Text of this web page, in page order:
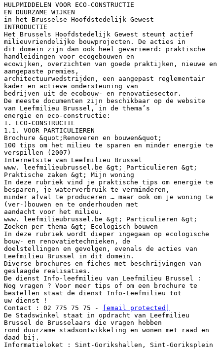
HULPMIDDELEN VOOR ECO-CONSTRUCTIE
EN DUURZAME WIJKEN
in het Brusselse Hoofdstedelijk Gewest
INTRODUCTIE
Het Brussels Hoofdstedelijk Gewest steunt actief
milieuvriendelijke bouwprojecten. De acties in
dit domein zijn dan ook heel gevarieerd: praktische
handleidingen voor ecogebouwen en
ecowijken, overzichten van goede praktijken, nieuwe en
aangepaste premies,
architectuurwedstrijden, een aangepast reglementair
kader en actieve ondersteuning van
bedrijven uit de ecobouw- en renovatiesector.
De meeste documenten zijn beschikbaar op de website
van Leefmilieu Brussel, in de thema’s
energie en eco-constructie:
1. ECO-CONSTRUCTIE
1.1. VOOR PARTICULIEREN
Brochure &quot;Renoveren en bouwen&quot;
100 tips om het milieu te sparen en minder energie te
verspillen (2007)
Internetsite van Leefmilieu Brussel
www. leefmilieubrussel.be &gt; Particulieren &gt;
Praktische zaken &gt; Mijn woning
In deze rubriek vind je praktische tips om energie te
besparen, je waterverbruik te verminderen,
minder afval te produceren … maar ook om je woning te
(ver-)bouwen en te onderhouden met
aandacht voor het milieu.
www. leefmilieubrussel.be &gt; Particulieren &gt;
Zoeken per thema &gt; Ecologisch bouwen
In deze rubriek wordt dieper ingegaan op ecologische
bouw- en renovatietechnieken, de
doelstellingen en gevolgen, evenals de acties van
Leefmilieu Brussel in dit domein.
Diverse brochures en fiches met beschrijvingen van
geslaagde realisaties.
De dienst Info-leefmilieu van Leefmilieu Brussel :
Nog vragen ? Voor meer tips of om een brochure te
bestellen staat de dienst Info-Leefmilieu tot
uw dienst !
Contact : 02 775 75 75 -
[email protected]
De Stadswinkel staat in opdracht van Leefmilieu
Brussel de Brusselaars die vragen hebben
rond duurzame stadsontwikkeling en wonen met raad en
daad bij.
Informatieloket : Sint-Gorikshallen, Sint-Goriksplein